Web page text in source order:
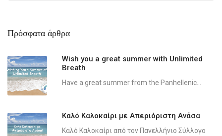
Πρόσφατα άρθρα
Wish you a great summer with Unlimited
Breath
Have a great summer from the Panhellenic...
Καλό Καλοκαίρι με Απεριόριστη Ανάσα
Καλό Καλοκαίρι από τον Πανελλήνιο Σύλλογο